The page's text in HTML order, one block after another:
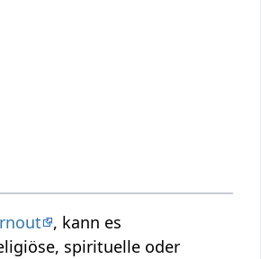
, kann es
spirituelle oder